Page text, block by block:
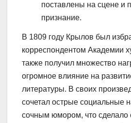
поставлены на сцене и
признание.
В 1809 году Крылов был
корреспондентом Академии
также получил множество
огромное влияние на
литературы. В своих
сочетал острые социальные
сочным юмором, что сделало